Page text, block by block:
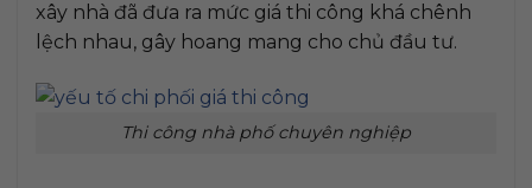
xây nhà đã đưa ra mức giá thi công khá chênh
lệch nhau, gây hoang mang cho chủ đầu tư.
Thi công nhà phố chuyên nghiệp